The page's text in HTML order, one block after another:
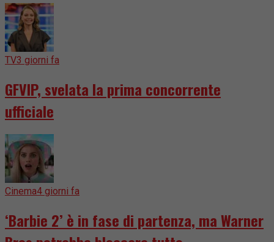
TV3 giorni fa
GFVIP, svelata la prima concorrente
ufficiale
Cinema4 giorni fa
‘Barbie 2’ è in fase di partenza, ma Warner